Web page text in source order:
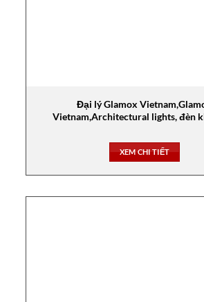
Đại lý Glamox
Vietnam,Architectural lights, đèn
XEM CHI TIẾT